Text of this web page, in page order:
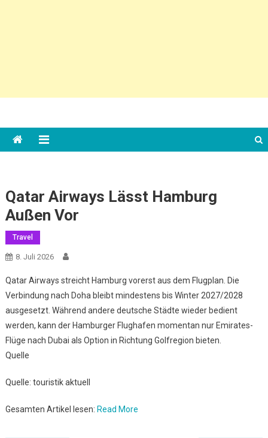
Qatar Airways Lässt Hamburg
Außen Vor
Travel
8. Juli 2026
Qatar Airways streicht Hamburg vorerst aus dem Flugplan. Die
Verbindung nach Doha bleibt mindestens bis Winter 2027/2028
ausgesetzt. Während andere deutsche Städte wieder bedient
werden, kann der Hamburger Flughafen momentan nur Emirates-
Flüge nach Dubai als Option in Richtung Golfregion bieten.
Quelle
Quelle: touristik aktuell
Gesamten Artikel lesen: Read More